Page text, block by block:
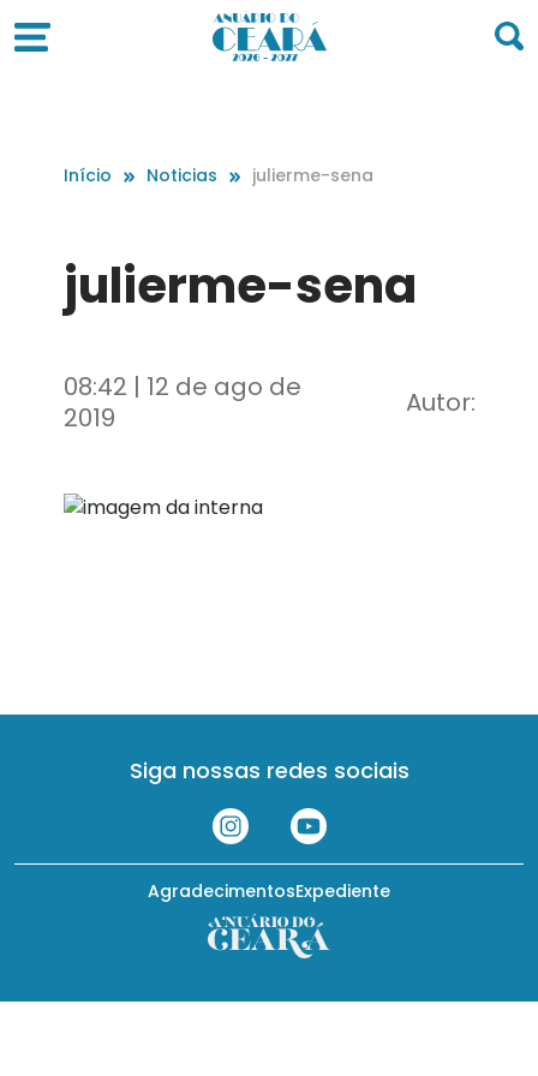
Início Noticias julierme-sena
julierme-sena
08:42 | 12 de ago de
2019
Autor:
Siga nossas redes sociais
Expediente
Agradecimentos